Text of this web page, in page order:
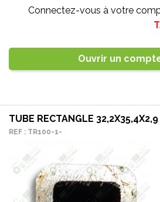
Connectez-vous à votre
Ouvrir un
TUBE RECTANGLE
REF : TR100-1-